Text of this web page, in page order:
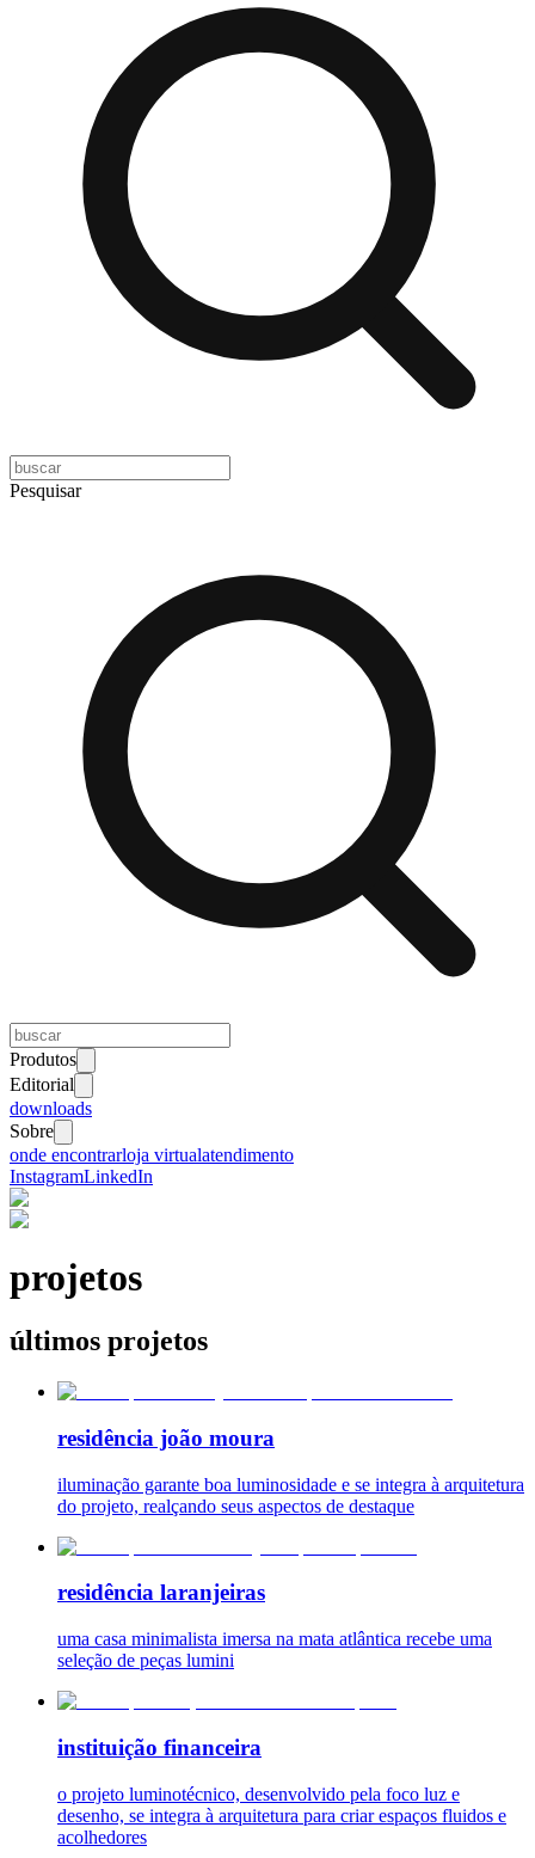
Pesquisar
Produtos
Editorial
downloads
Sobre
onde encontrarloja virtualatendimento
InstagramLinkedIn
projetos
últimos projetos
residência joão moura
iluminação garante boa luminosidade e se integra à arquitetura
do projeto, realçando seus aspectos de destaque
residência laranjeiras
uma casa minimalista imersa na mata atlântica recebe uma
seleção de peças lumini
instituição financeira
o projeto luminotécnico, desenvolvido pela foco luz e
desenho, se integra à arquitetura para criar espaços fluidos e
acolhedores